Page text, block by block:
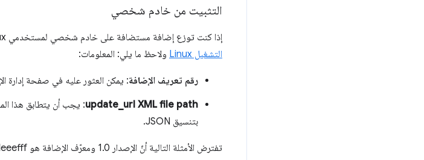
التثبيت من خادم شخصي
إذا كنت توزع إضافة مستضافة على خادم شخصي لمستخدمي Linux، فستحتاج إلى اتّبِع التعليمات الخاصة
التشغيل Linux
ولاحظ ما يلي: المعلومات:
رقم تعريف الإضافة: يمكن العثور عليه في صفحة إدارة
update_url XML file path: يجب أن يتطابق هذا
بتنسيق JSON.
تفترض الأمثلة التالية أنّ الإصدار 1.0 ومعرّف الإضافة هو aaabbbcccdddeeefff.